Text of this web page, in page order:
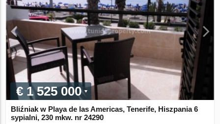
€ 1 525 000
Bliźniak w Playa de las Americas, Tenerife, Hiszpania 6
sypialni, 230 mkw. nr 24290